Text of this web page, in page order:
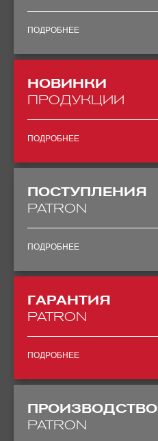
ПОДРОБНЕЕ
НОВИНКИ
ПРОДУКЦИИ
ПОДРОБНЕЕ
ПОСТУПЛЕНИЯ
PATRON
ПОДРОБНЕЕ
ГАРАНТИЯ
PATRON
ПОДРОБНЕЕ
ПРОИЗВОДСТВО
PATRON